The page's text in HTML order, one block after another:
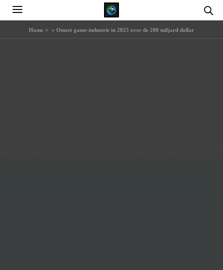
Home » Omzet game-industrie in 2025 over de 200 miljard dollar